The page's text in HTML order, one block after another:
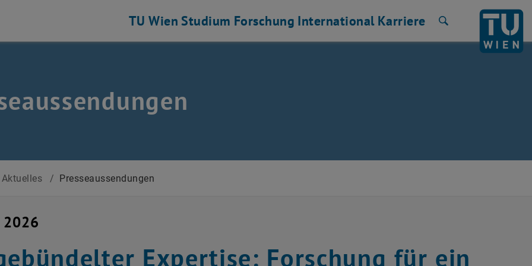
TU Wien Studium Forschung International Karriere
Aktuelles / Presseaussendungen
2026
Expertise: Forschung für ein